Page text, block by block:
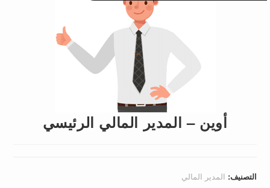
أوين – المدير المالي الرئيسي
التصنيف: المدير المالي
€